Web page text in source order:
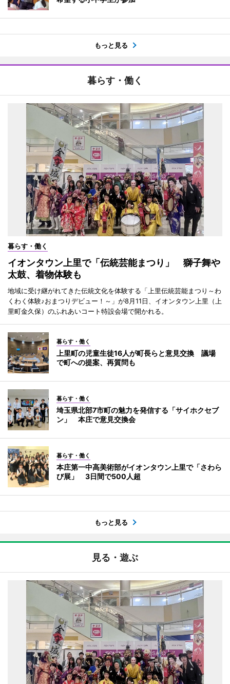
もっと見る
暮らす・働く
暮らす・働く
イオンタウン上里で「伝統芸能まつり」 獅子舞や
太鼓、着物体験も
地域に受け継がれてきた伝統文化を体験する「上里伝統芸能まつり～わ
くわく体験♪おまつりデビュー！～」が8月11日、イオンタウン上里（上
里町金久保）のふれあいコート特設会場で開かれる。
暮らす・働く
上里町の児童生徒16人が町長らと意見交換 議場
で町への提案、再質問も
暮らす・働く
埼玉県北部7市町の魅力を発信する「サイホクセブ
ン」 本庄で意見交換会
暮らす・働く
本庄第一中高美術部がイオンタウン上里で「さわら
び展」 3日間で500人超
もっと見る
見る・遊ぶ